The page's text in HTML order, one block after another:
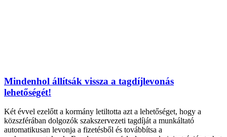
Mindenhol állítsák vissza a tagdíjlevonás
lehetőségét!
Két évvel ezelőtt a kormány letiltotta azt a lehetőséget, hogy a
közszférában dolgozók szakszervezeti tagdíját a munkáltató
automatikusan levonja a fizetésből és továbbítsa a